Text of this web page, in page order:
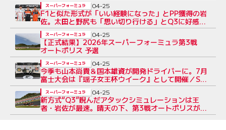
F1と似た形式が「いい経験になった」とPP獲得の岩
佐。太田と野尻も「思い切り行ける」とQ3に好感
【第3戦予選会見】
スーパーフォーミュラ 04-25
【正式結果】2026年スーパーフォーミュラ第3戦
オートポリス 予選
スーパーフォーミュラ 04-25
今季も山本尚貴＆国本雄資が開発ドライバーに。7月
富士大会は『瑶子女王杯ウイーク』として開催／SF
定例会見
スーパーフォーミュラ 04-25
新方式“Q3”睨んだアタックシミュレーションは王
者・岩佐が最速。晴天の下、第3戦オートポリスが開
幕
スーパーフォーミュラ 04-25